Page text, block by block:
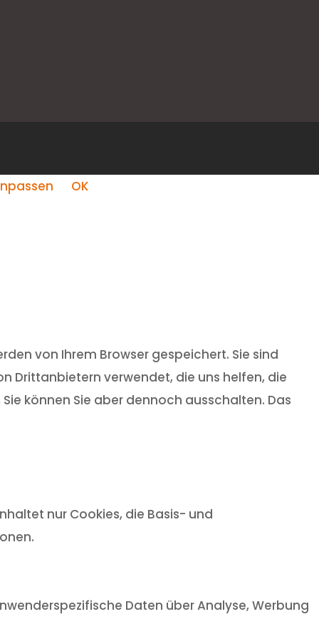
OK
von Ihrem Browser gespeichert. Sie sind
Drittanbietern verwendet, die uns helfen, die
können Sie aber dennoch ausschalten. Das
nur Cookies, die Basis- und
Daten über Analyse, Werbung